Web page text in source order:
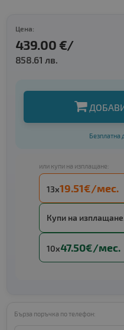
Цена:
439.00 €/
858.61 лв.
Безплатна
или купи на изплащане:
13x19.51€/мес.
Купи на изплащане.
10x47.50€/мес.
Бърза поръчка по телефон: